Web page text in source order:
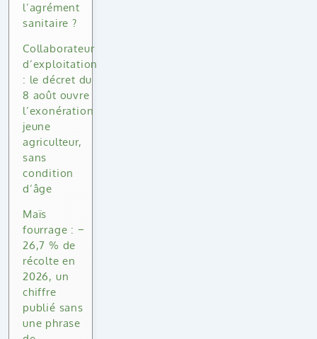
l’agrément
sanitaire ?
Collaborateur
d’exploitation
: le décret du
8 août ouvre
l’exonération
jeune
agriculteur,
sans
condition
d’âge
Maïs
fourrage : −
26,7 % de
récolte en
2026, un
chiffre
publié sans
une phrase